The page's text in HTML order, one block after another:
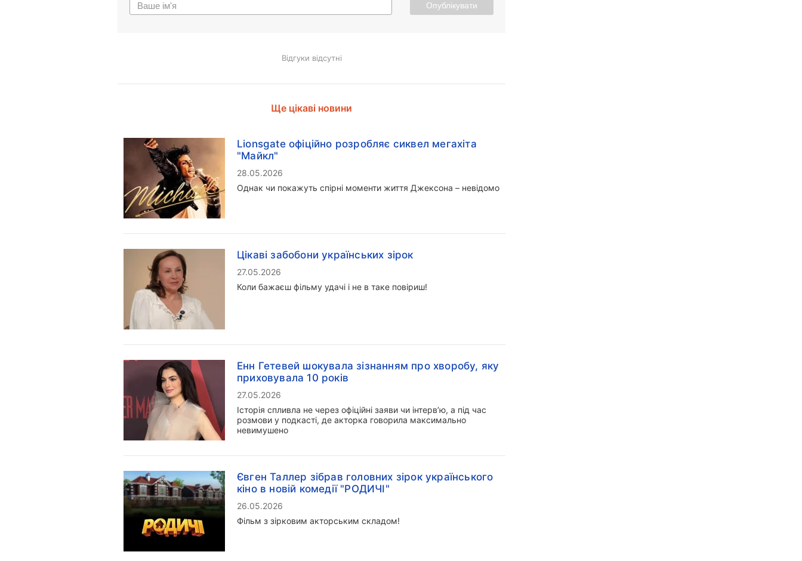
Опублікувати
Відгуки відсутні
Ще цікаві новини
Lionsgate офіційно розробляє сиквел мегахіта
"Майкл"
28.05.2026
Однак чи покажуть спірні моменти життя Джексона – невідомо
Цікаві забобони українських зірок
27.05.2026
Коли бажаєш фільму удачі і не в таке повіриш!
Енн Гетевей шокувала зізнанням про хворобу, яку
приховувала 10 років
27.05.2026
Історія спливла не через офіційні заяви чи інтерв’ю, а під час
розмови у подкасті, де акторка говорила максимально
невимушено
Євген Таллер зібрав головних зірок українського
кіно в новій комедії "РОДИЧІ"
26.05.2026
Фільм з зірковим акторським складом!